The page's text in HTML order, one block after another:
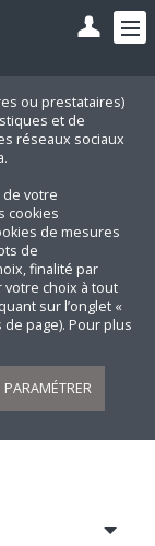
ou prestataires)
et de
réseaux sociaux
de votre
cookies
de mesures
de
finalité par
votre choix à tout
sur l’onglet «
page). Pour plus
PARAMÉTRER